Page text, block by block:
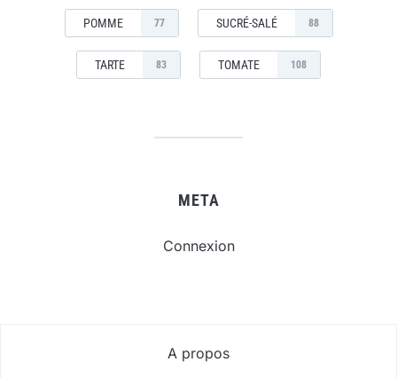
POMME 77 SUCRÉ-SALÉ 88
TARTE 83 TOMATE 108
META
Connexion
A propos